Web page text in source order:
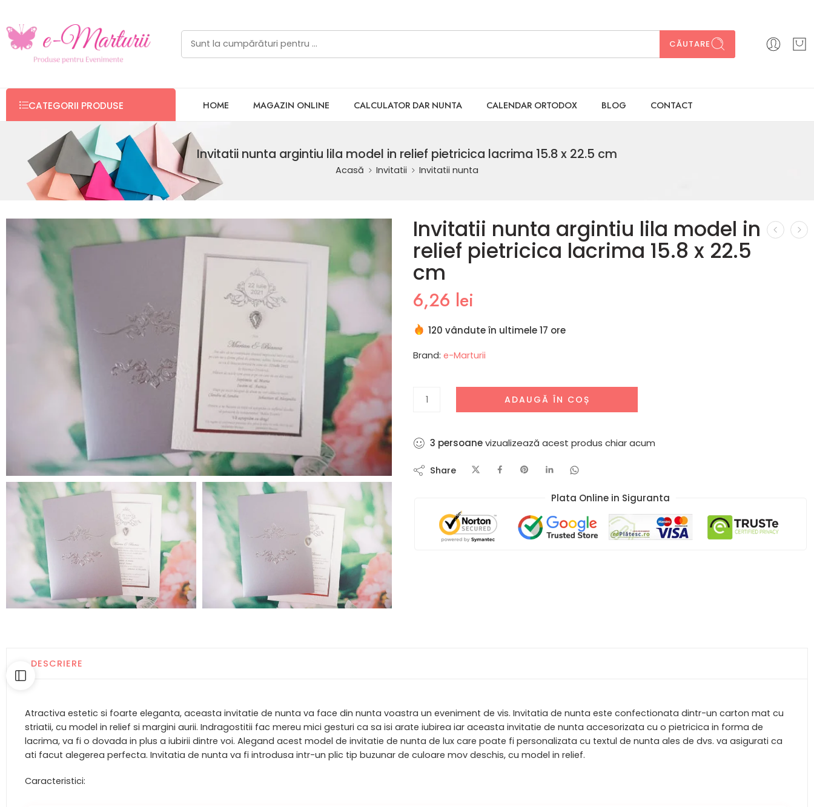
CĂUTARE
CATEGORII PRODUSE HOME MAGAZIN ONLINE CALCULATOR DAR NUNTA CALENDAR ORTODOX BLOG CONTACT
Invitatii nunta argintiu lila model in relief pietricica lacrima 15.8 x 22.5 cm
Acasă Invitatii Invitatii nunta
Invitatii nunta argintiu lila model in
relief pietricica lacrima 15.8 x 22.5
cm
6,26 lei
120 vândute în ultimele 17 ore
Brand: e-Marturii
ADAUGĂ ÎN COȘ
6 persoanevizualizează acest produs chiar acum
Share
Plata Online in Siguranta​
DESCRIERE
Atractiva estetic si foarte eleganta, aceasta invitatie de nunta va face din nunta voastra un eveniment de vis. Invitatia de nunta este confectionata dintr-un carton mat cu
striatii, cu model in relief si margini aurii. Indragostitii fac mereu mici gesturi ca sa isi arate iubirea iar aceasta invitatie de nunta accesorizata cu o pietricica in forma de
lacrima, va fi o dovada in plus a iubirii dintre voi. Alegand acest model de invitatie de nunta de lux care poate fi personalizata cu textul de nunta ales de dvs. va asigurati ca
ati facut alegerea perfecta. Invitatia de nunta va fi introdusa intr-un plic tip buzunar de culoare mov deschis, cu model in relief.
Caracteristici: